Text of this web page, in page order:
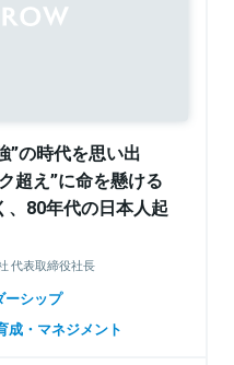
”の時代を思い出
超え”に命を懸ける
、80年代の日本人起
代表取締役社長
ーシップ
成・マネジメント